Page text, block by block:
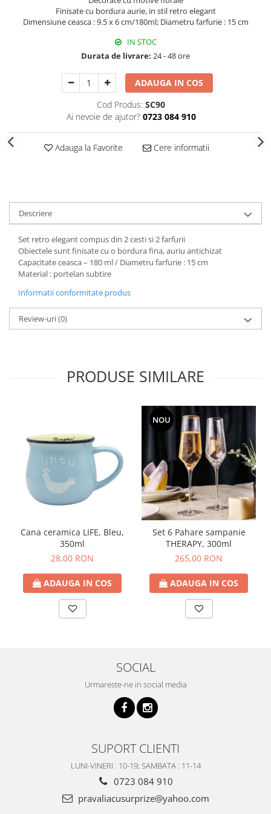
Decoratiuni Craciun
Sweet Wonderland
Decoratiuni Muzicale
Decoratiuni Luminoase
Coronite & Ghirlande
Aromaterapie Craciun
Felicitari, Cutii si Pungi de Cadou
Finisate cu bordura aurie, in stil retro elegant
Dimensiune ceasca : 9.5 x 6 cm/180ml; Diametru farfurie : 15 cm
IN STOC
Durata de livrare: 24 - 48 ore
ADAUGA IN COS
Cod Produs: SC90
Ai nevoie de ajutor? 0723 084 910
Adauga la Favorite Cere informatii
Descriere
Set retro elegant compus din 2 cesti si 2 farfurii
Obiectele sunt finisate cu o bordura fina, auriu antichizat
Capacitate ceasca – 180 ml / Diametru farfurie : 15 cm
Material : portelan subtire
Informatii conformitate produs
Review-uri(0)
PRODUSE SIMILARE
Cana ceramica LIFE, Bleu,
350ml
28,00 RON
ADAUGA IN COS
NOU
Set 6 Pahare sampanie
THERAPY, 300ml
265,00 RON
ADAUGA IN COS
SOCIAL
Urmareste-ne in social media
SUPORT CLIENTI
LUNI-VINERI : 10-19; SAMBATA : 11-14
0723 084 910
pravaliacusurprize@yahoo.com